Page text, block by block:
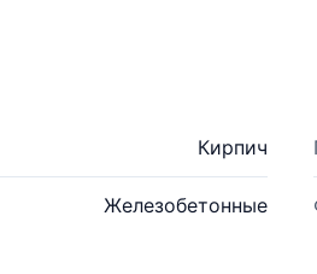
Кирпич
Железобетонные